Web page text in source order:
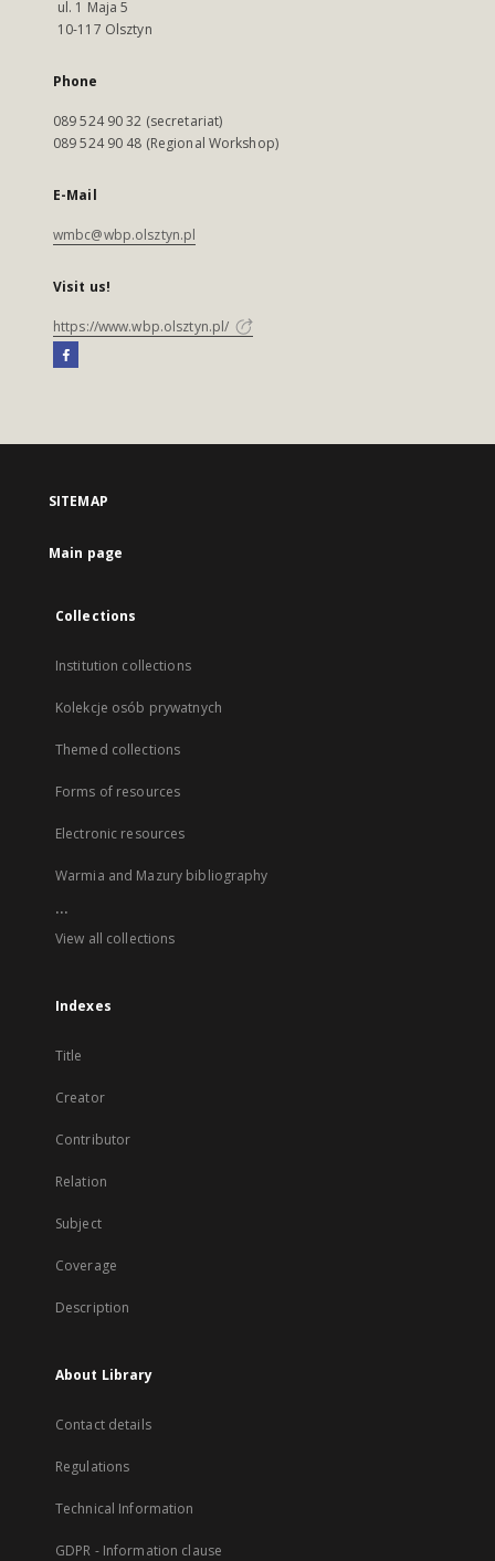
ul. 1 Maja 5
10-117 Olsztyn
Phone
089 524 90 32 (secretariat)
089 524 90 48 (Regional Workshop)
E-Mail
wmbc@wbp.olsztyn.pl
Visit us!
https://www.wbp.olsztyn.pl/
SITEMAP
Main page
Collections
Institution collections
Kolekcje osób prywatnych
Themed collections
Forms of resources
Electronic resources
Warmia and Mazury bibliography
...
View all collections
Indexes
Title
Creator
Contributor
Relation
Subject
Coverage
Description
About Library
Contact details
Regulations
Technical Information
GDPR - Information clause